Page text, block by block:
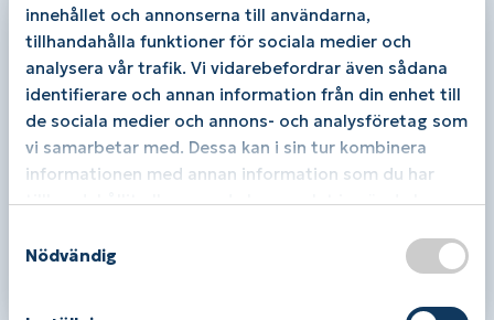
innehållet och annonserna till användarna,
tillhandahålla funktioner för sociala medier och
analysera vår trafik. Vi vidarebefordrar även sådana
identifierare och annan information från din enhet till
de sociala medier och annons- och analysföretag som
vi samarbetar med. Dessa kan i sin tur kombinera
informationen med annan information som du har
tillhandahållit eller som de har samlat in när du har
Nödvändig
250,00kr
Läs mer / Köp